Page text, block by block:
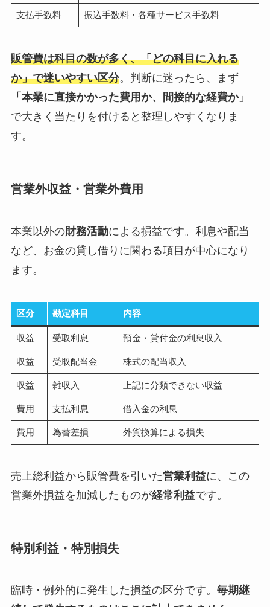
支払手数料 振込手数料・各種サービス手数料
販管費は科目の数が多く、「どの科目に入れる
か」で迷いやすい区分。判断に迷ったら、まず
「本業に直接かかった費用か、間接的な経費か」
で大きく当たりを付けると整理しやすくなりま
す。
営業外収益・営業外費用
本業以外の財務活動による損益です。利息や配当
など、お金の貸し借りに関わる項目が中心になり
ます。
区分 勘定科目 内容
収益 受取利息 預金・貸付金の利息収入
収益 受取配当金 株式の配当収入
収益 雑収入 上記に分類できない収益
費用 支払利息 借入金の利息
費用 為替差損 外貨換算による損失
売上総利益から販管費を引いた営業利益に、この
営業外損益を加減したものが経常利益です。
特別利益・特別損失
臨時・例外的に発生した損益の区分です。 毎期継